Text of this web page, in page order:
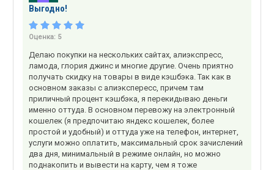
Выгодно!
Оценка: 5
Делаю покупки на нескольких сайтах, алиэкспресс,
ламода, глория джинс и многие другие. Очень приятно
получать скидку на товары в виде кэшбэка. Так как в
основном заказы с алиэкспересс, причем там
приличный процент кэшбэка, я перекидываю деньги
именно оттуда. В основном перевожу на электронный
кошелек (я предпочитаю яндекс кошелек, более
простой и удобный) и оттуда уже на телефон, интернет,
услуги можно оплатить, максимальный срок зачислений
два дня, минимальный в режиме онлайн, но можно
поднакопить и вывести на карту, чем я тоже